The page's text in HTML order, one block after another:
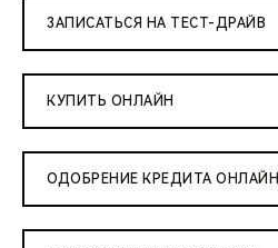
ЗАПИСАТЬСЯ НА ТЕСТ-ДРАЙВ
КУПИТЬ ОНЛАЙН
ОДОБРЕНИЕ КРЕДИТА ОНЛАЙН